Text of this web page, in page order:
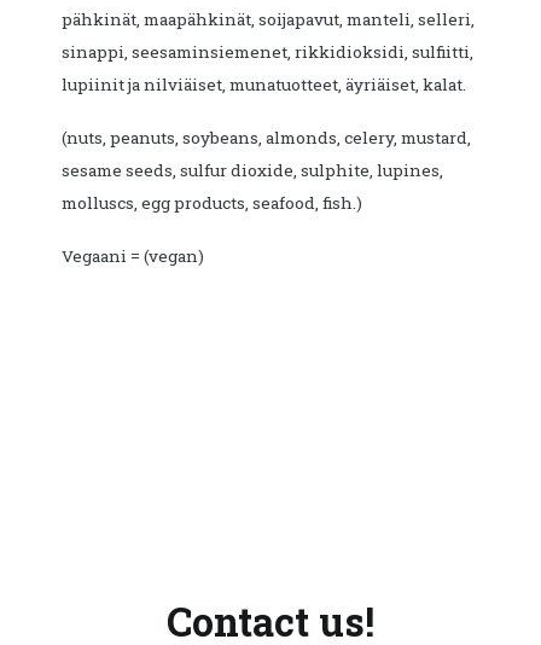
pähkinät, maapähkinät, soijapavut, manteli, selleri,
sinappi, seesaminsiemenet, rikkidioksidi, sulfiitti,
lupiinit ja nilviäiset, munatuotteet, äyriäiset, kalat.
(nuts, peanuts, soybeans, almonds, celery, mustard,
sesame seeds, sulfur dioxide, sulphite, lupines,
molluscs, egg products, seafood, fish.)
Vegaani = (vegan)
Contact us!